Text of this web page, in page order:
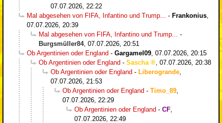
07.07.2026, 22:22
Mal abgesehen von FIFA, Infantino und Trump...
- Frankonius
07.07.2026, 20:39
Mal abgesehen von FIFA, Infantino und Trump...
-
Burgsmüller84, 07.07.2026, 20:51
Ob Argentinien oder England - Gargamel09 07.07.2026, 20:15
Ob Argentinien oder England - Sascha
07.07.2026, 20:38
Ob Argentinien oder England - Liberogrande
07.07.2026, 21:53
Ob Argentinien oder England - Timo_89
07.07.2026, 22:29
Ob Argentinien oder England - CF
07.07.2026, 22:49